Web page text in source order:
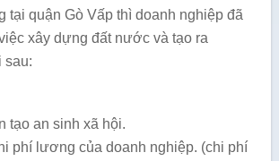
tại quận Gò Vấp thì doanh nghiệp đã
xây dựng đất nước và tạo ra
sau:
tạo an sinh xã hội.
phí lương của doanh nghiệp. (chi phí